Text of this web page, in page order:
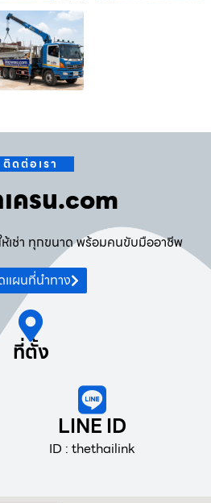
ติดต่อเรา
เครน.com
ห้เช่า ทุกขนาด พร้อมคนขับมืออาชีพ
แผนที่นำทาง
ที่ตั้ง
LINE ID
ID : thethailink